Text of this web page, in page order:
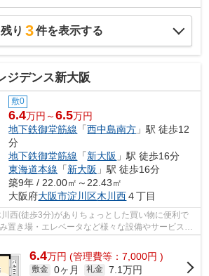
残り 3件を表示する
ジデンス新大阪
敷0
6.4万円～6.5万円
地下鉄御堂筋線 「西中島南方 」駅 徒歩12
分
地下鉄御堂筋線 「新大阪 」駅 徒歩16分
東海道本線 「新大阪 」駅 徒歩16分
築9年 / 22.00㎡～22.43㎡
大阪府大阪市淀川区木川西４丁目
西(徒歩3分)がありちょっとした買い物に便利で
置き場・エレベータなど様々な設備やサービスが
6.4万円 (管理費等：7,000円 )
敷金 0ヶ月 礼金 7.1万円